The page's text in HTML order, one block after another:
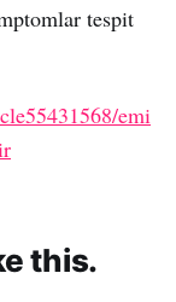
tespit
emi
this.